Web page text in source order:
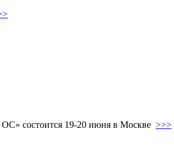
состоится 19-20 июня в Москве >>>